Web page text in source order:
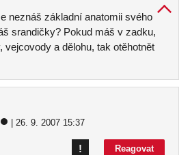
neznáš základní anatomii svého
srandičky? Pokud máš v zadku,
vejcovody a dělohu, tak otěhotnět
| 26. 9. 2007 15:37
Reagovat
!